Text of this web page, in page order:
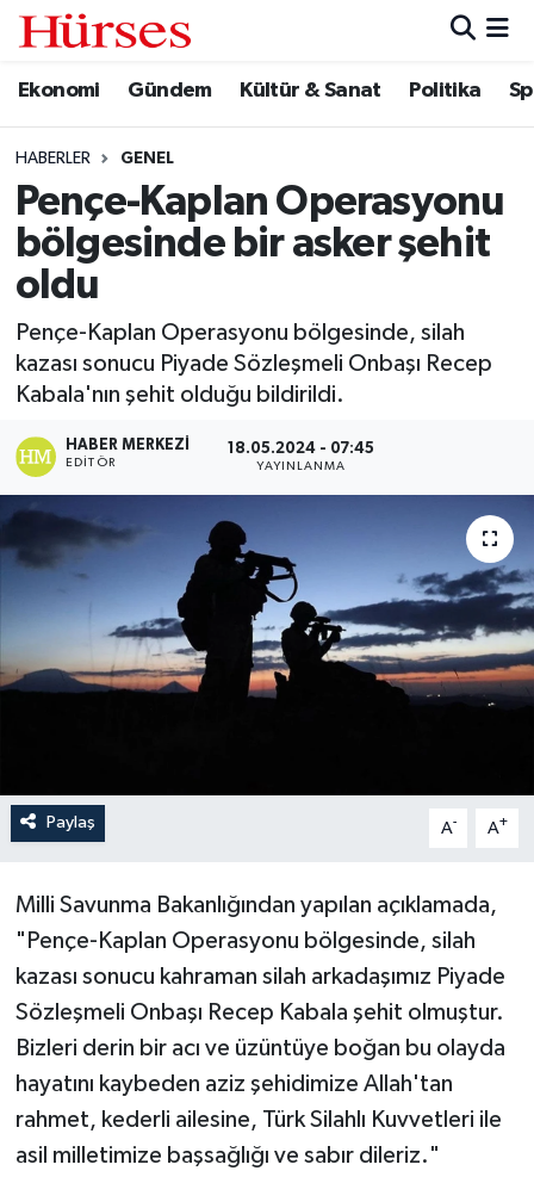
Ekonomi Gündem Kültür & Sanat Politika
HABERLER GENEL
Pençe-Kaplan Operasyonu
bölgesinde bir asker şehit
oldu
Pençe-Kaplan Operasyonu bölgesinde, silah
kazası sonucu Piyade Sözleşmeli Onbaşı Recep
Kabala'nın şehit olduğu bildirildi.
HABER MERKEZI
EDITÖR
18.05.2024 - 07:45
YAYINLANMA
Paylaş A- A+
Milli Savunma Bakanlığından yapılan açıklamada,
"Pençe-Kaplan Operasyonu bölgesinde, silah
kazası sonucu kahraman silah arkadaşımız Piyade
Sözleşmeli Onbaşı Recep Kabala şehit olmuştur.
Bizleri derin bir acı ve üzüntüye boğan bu olayda
hayatını kaybeden aziz şehidimize Allah'tan
rahmet, kederli ailesine, Türk Silahlı Kuvvetleri ile
asil milletimize başsağlığı ve sabır dileriz."
Ekonomi
Gündem
Kültür & Sanat
Politika
Spor
Turizm
Hava Durumu
Trafik Durumu
Süper Lig Puan Durumu ve Fikstür
Tüm Manşetler
Son Dakika Haberleri
Haber Arşivi